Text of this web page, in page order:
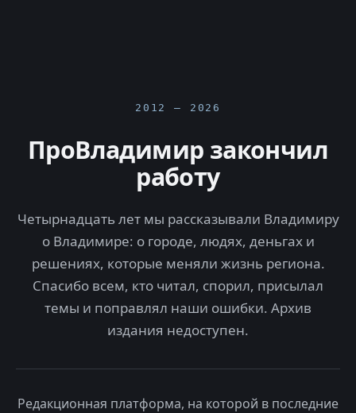
2012 — 2026
ПроВладимир закончил
работу
Четырнадцать лет мы рассказывали Владимиру
о Владимире: о городе, людях, деньгах и
решениях, которые меняли жизнь региона.
Спасибо всем, кто читал, спорил, присылал
темы и поправлял наши ошибки. Архив
издания недоступен.
Редакционная платформа, на которой в последние